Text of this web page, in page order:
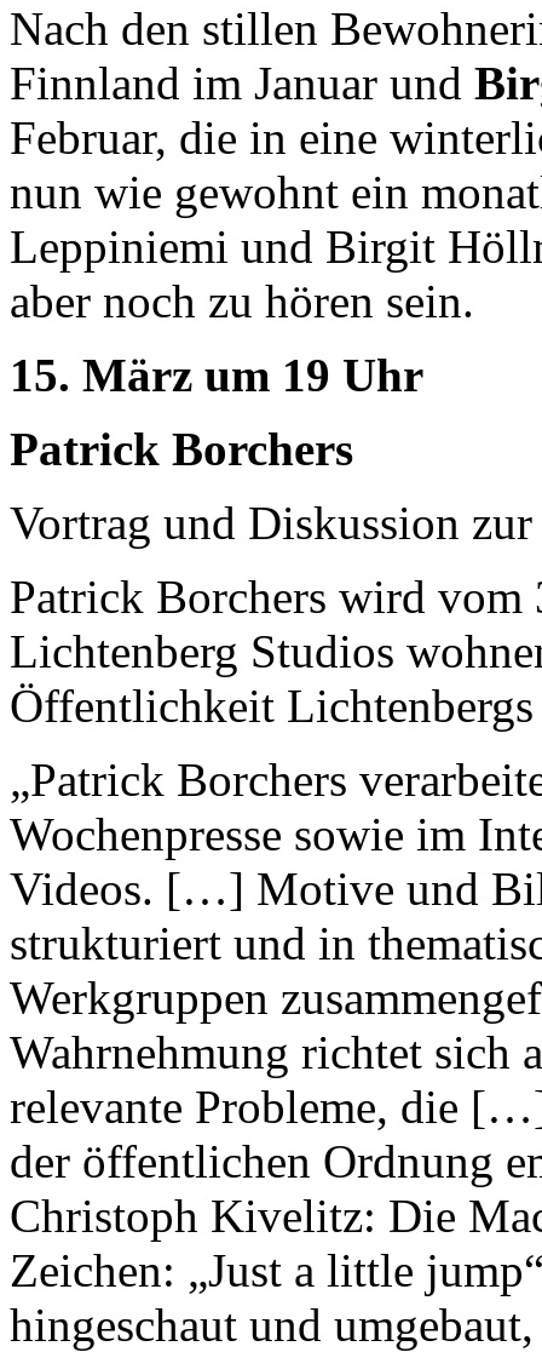
Nach den stillen
Finnland im Januar und
Februar, die in eine
nun wie gewohnt ein
Leppiniemi und Birgit
aber noch zu hören sein.
15. März um 19 Uhr
Patrick Borchers
Vortrag und Diskussion
Patrick Borchers wird vom
Lichtenberg Studios
Öffentlichkeit
„Patrick Borchers
Wochenpresse sowie im
Videos. […] Motive und
strukturiert und in
Werkgruppen
Wahrnehmung richtet sich
relevante Probleme, die
der öffentlichen Ordnung
Christoph Kivelitz: Die
Zeichen: „Just a little
hingeschaut und